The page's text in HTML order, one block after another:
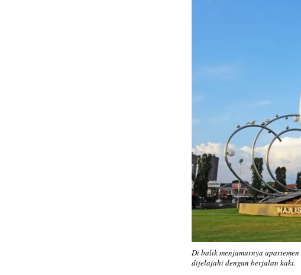
Di balik menjamurnya
dijelajahi dengan berjalan kaki.